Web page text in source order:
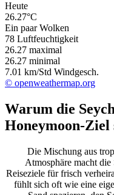
Heute
26.27°C
Ein paar Wolken
78 Luftfeuchtigkeit
26.27 maximal
26.27 minimal
7.01 km/Std Windgesch.
© openweathermap.org
Warum die
Honeymoon-Ziel
Die Mischung aus
Atmosphäre macht die
Reiseziele für frisch
fühlt sich oft wie eine